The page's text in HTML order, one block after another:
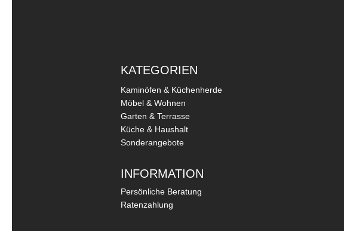
KATEGORIEN
Kaminöfen & Küchenherde
Möbel & Wohnen
Garten & Terrasse
Küche & Haushalt
Sonderangebote
INFORMATION
Persönliche Beratung
Ratenzahlung